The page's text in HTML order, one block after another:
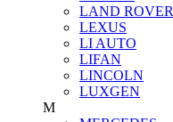
LAND ROVER
LEXUS
LI AUTO
LIFAN
LINCOLN
LUXGEN
M